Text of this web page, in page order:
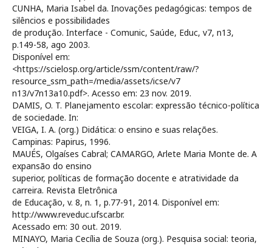
CUNHA, Maria Isabel da. Inovações pedagógicas: tempos de
silêncios e possibilidades
de produção. Interface - Comunic, Saúde, Educ, v7, n13,
p.149-58, ago 2003.
Disponível em:
<https://scielosp.org/article/ssm/content/raw/?
resource_ssm_path=/media/assets/icse/v7
n13/v7n13a10.pdf>. Acesso em: 23 nov. 2019.
DAMIS, O. T. Planejamento escolar: expressão técnico-política
de sociedade. In:
VEIGA, I. A. (org.) Didática: o ensino e suas relações.
Campinas: Papirus, 1996.
MAUÉS, Olgaíses Cabral; CAMARGO, Arlete Maria Monte de. A
expansão do ensino
superior, políticas de formação docente e atratividade da
carreira. Revista Eletrônica
de Educação, v. 8, n. 1, p.77-91, 2014. Disponível em:
http://www.reveduc.ufscar.br.
Acessado em: 30 out. 2019.
MINAYO, Maria Cecília de Souza (org.). Pesquisa social: teoria,